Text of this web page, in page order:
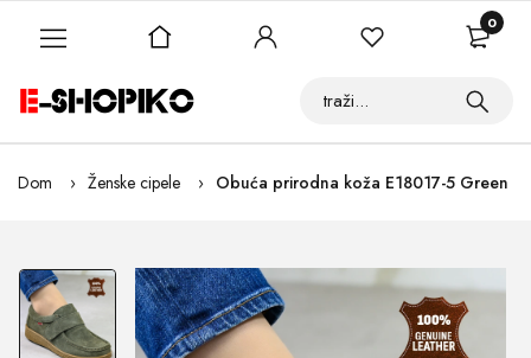
Dom Ženske cipele Obuća prirodna koža E18017-5 Green
0